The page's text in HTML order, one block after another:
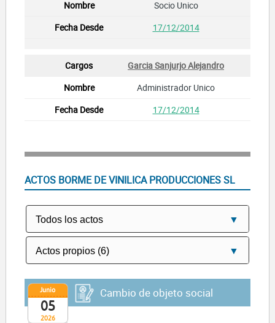
Socio Unico
17/12/2014
Garcia Sanjurjo Alejandro
Administrador Unico
17/12/2014
ACTOS BORME DE VINILICA PRODUCCIONES SL
2026
Junio
05
Cambio de objeto social